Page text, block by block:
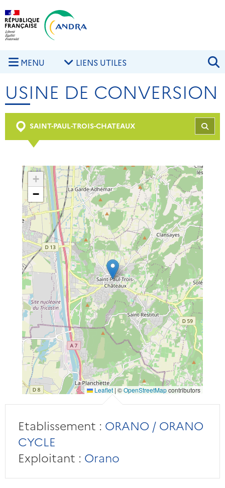
Aller au contenu principal
MENU LIENS UTILES
USINE DE CONVERSION
SAINT-PAUL-TROIS-CHATEAUX
+
−
Leaflet | ©OpenStreetMapcontributors
Etablissement : ORANO / ORANO
CYCLE
Exploitant : Orano